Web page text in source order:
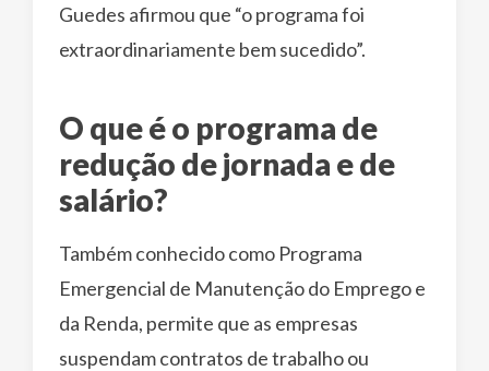
Guedes afirmou que “o programa foi
extraordinariamente bem sucedido”.
O que é o programa de
redução de jornada e de
salário?
Também conhecido como Programa
Emergencial de Manutenção do Emprego e
da Renda, permite que as empresas
suspendam contratos de trabalho ou